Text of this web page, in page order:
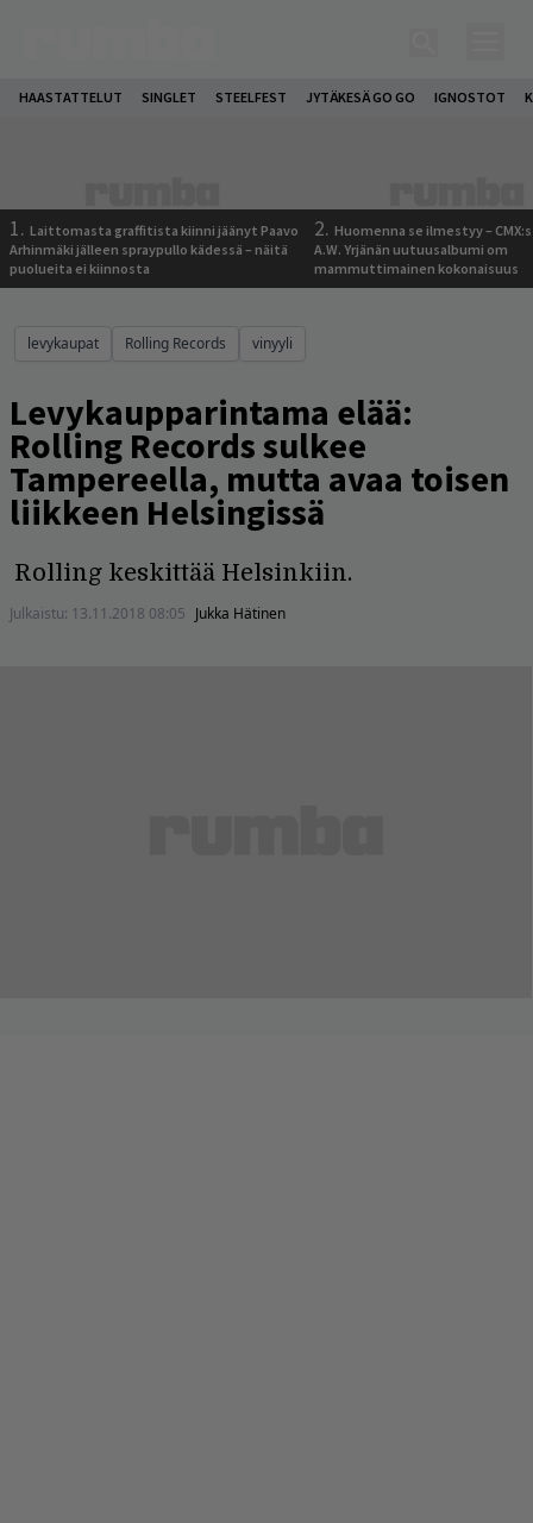
HAASTATTELUT SINGLET STEELFEST JYTÄKESÄ GO GO IGNOSTOT
1. Laittomasta graffitista kiinni jäänyt Paavo
Arhinmäki jälleen spraypullo kädessä – näitä
puolueita ei kiinnosta
2. Huomenna se ilmestyy –
A.W. Yrjänän uutuusalbumi om
mammuttimainen kokonaisuus
levykaupat Rolling Records vinyyli
Levykaupparintama elää:
Rolling Records sulkee
Tampereella, mutta avaa toisen
liikkeen Helsingissä
Rolling keskittää Helsinkiin.
Julkaistu: 13.11.2018 08:05 Jukka Hätinen